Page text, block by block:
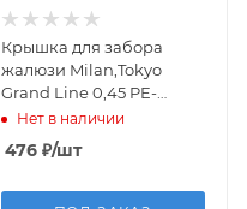
Крышка для забора
жалюзи Milan,Tokyo
Grand Line 0,45 PE-
Double RAL 8017
шоколад (2м)
Нет в наличии
476₽/шт